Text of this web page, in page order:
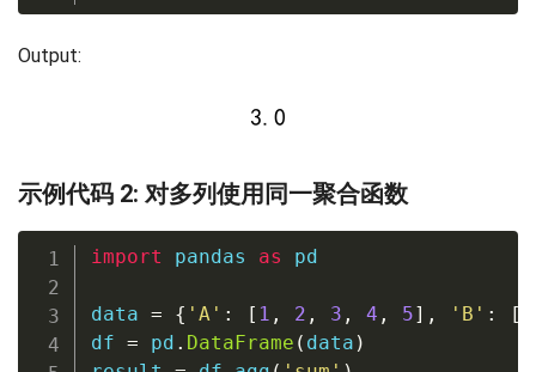
Output:
示例代码 2: 对多列使用同一聚合函数
import pandas as pd
data = { 'A' : [ 1 , 2 , 3 , 4 , 5] , 'B' : [
df = pd . DataFrame ( data )